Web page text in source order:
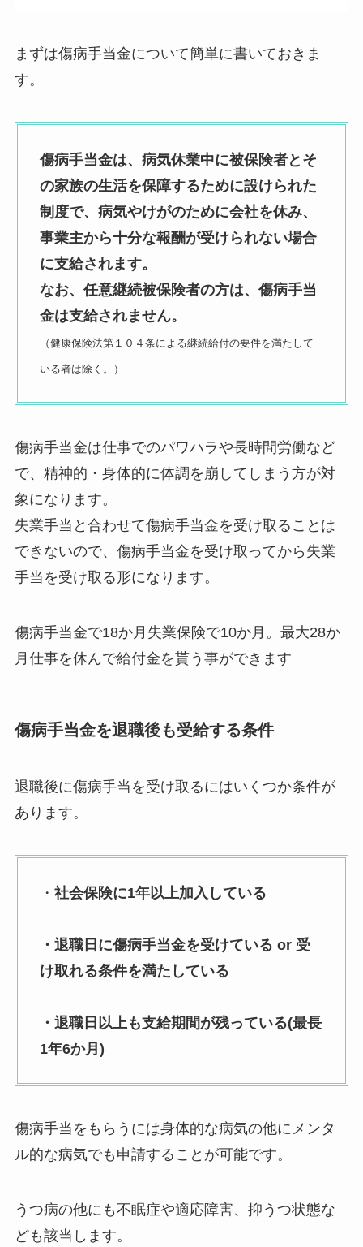
まずは傷病手当金について簡単に書いておきま
す。
傷病手当金は、病気休業中に被保険者とそ
の家族の生活を保障するために設けられた
制度で、病気やけがのために会社を休み、
事業主から十分な報酬が受けられない場合
に支給されます。
なお、任意継続被保険者の方は、傷病手当
金は支給されません。
（健康保険法第１０４条による継続給付の要件を満たして
いる者は除く。）
傷病手当金は仕事でのパワハラや長時間労働など
で、精神的・身体的に体調を崩してしまう方が対
象になります。
失業手当と合わせて傷病手当金を受け取ることは
できないので、傷病手当金を受け取ってから失業
手当を受け取る形になります。
傷病手当金で18か月失業保険で10か月。最大28か
月仕事を休んで給付金を貰う事ができます
傷病手当金を退職後も受給する条件
退職後に傷病手当を受け取るにはいくつか条件が
あります。
・ 社会保険に1年以上加入している
・退職日に傷病手当金を受けている or 受
け取れる条件を満たしている
・退職日以上も支給期間が残っている(最長
1年6か月)
傷病手当をもらうには身体的な病気の他にメンタ
ル的な病気でも申請することが可能です。
うつ病の他にも不眠症や適応障害、抑うつ状態な
ども該当します。